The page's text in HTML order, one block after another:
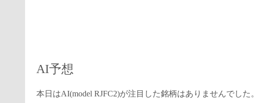
AI予想
本日はAI(model RJFC2)が注目した銘柄はありませんでした。